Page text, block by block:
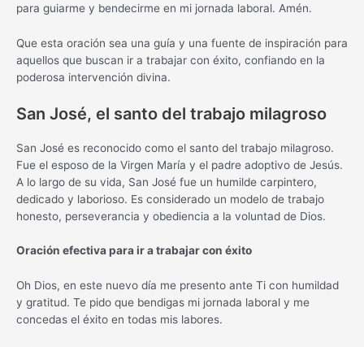
para guiarme y bendecirme en mi jornada laboral. Amén.
Que esta oración sea una guía y una fuente de inspiración para
aquellos que buscan ir a trabajar con éxito, confiando en la
poderosa intervención divina.
San José, el santo del trabajo milagroso
San José es reconocido como el santo del trabajo milagroso.
Fue el esposo de la Virgen María y el padre adoptivo de Jesús.
A lo largo de su vida, San José fue un humilde carpintero,
dedicado y laborioso. Es considerado un modelo de trabajo
honesto, perseverancia y obediencia a la voluntad de Dios.
Oración efectiva para ir a trabajar con éxito
Oh Dios, en este nuevo día me presento ante Ti con humildad
y gratitud. Te pido que bendigas mi jornada laboral y me
concedas el éxito en todas mis labores.